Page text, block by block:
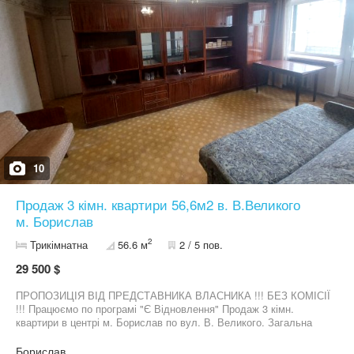
Гарний краєвид на ліс і гори Вигідна ціна 22000 дол
10
Продаж 3 кімн. квартири 56,6м2 в. В.Великого
м. Борислав
Трикімнатна 56.6 м2 2 / 5 пов.
29 500 $
ПРОПОЗИЦІЯ ВІД ПРЕДСТАВНИКА ВЛАСНИКА !!! БЕЗ КОМІСІЇ
!!! Працюємо по програмі "Є Відновлення" Продаж 3 кімн.
квартири в центрі м. Борислав по вул. В. Великого. Загальна
квартира не кутова, кімнати всі окремі, балкон - засклений,
Борислав